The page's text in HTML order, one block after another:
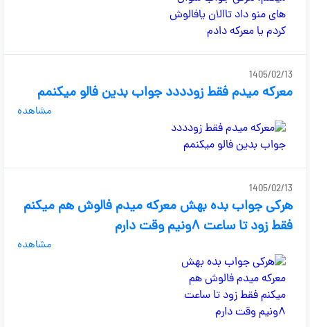
1405/02/13
معرکه میدم فقط زودددد جواب بدین فالو میکنمم
مشاهده
1405/02/13
هرکی جواب بده بهش معرکه میدم فالوش هم میکنم
فقط زود تا ساعت ۸ونیم وقت دارم
مشاهده